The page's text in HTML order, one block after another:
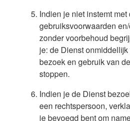
Indien je niet instemt met
gebruiksvoorwaarden
zonder voorbehoud
je: de Dienst
bezoek en gebruik van
stoppen.
Indien je de Dienst
een rechtspersoon,
je bevoegd bent om